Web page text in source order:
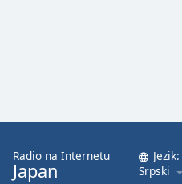
Radio na Internetu
Japan
Jezik:
Srpski